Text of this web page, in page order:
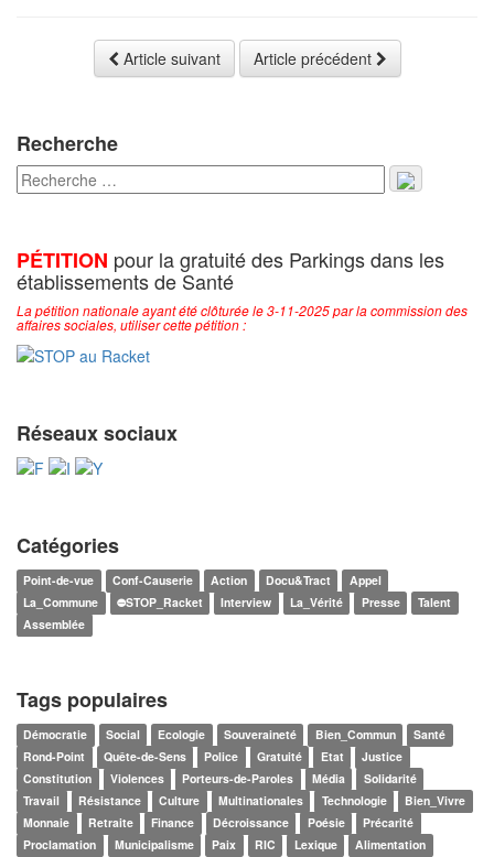
Article suivant Article précédent
Recherche
PÉTITION pour la gratuité des Parkings dans les
établissements de Santé
La pétition nationale ayant été clôturée le 3-11-2025 par la commission des
affaires sociales, utiliser cette pétition :
Réseaux sociaux
Catégories
Point-de-vue Conf-Causerie Action Docu&Tract
Appel
La_Commune
⛔STOP_Racket Interview La_Vérité Presse
Talent
Assemblée
Tags populaires
Démocratie Social Ecologie Souveraineté Bien_Commun
Santé
Rond-Point
Quête-de-Sens Police Gratuité Etat
Justice
Constitution
Violences Porteurs-de-Paroles Média
Solidarité
Travail
Résistance Culture Multinationales Technologie
Bien_Vivre
Monnaie
Retraite Finance Décroissance Poésie
Précarité
Proclamation
Municipalisme Paix RIC Lexique Alimentation